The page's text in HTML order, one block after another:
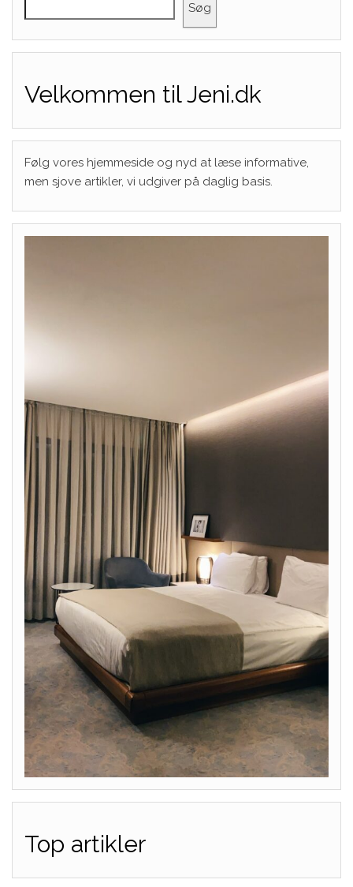
Søg
Velkommen til Jeni.dk
Følg vores hjemmeside og nyd at læse informative,
men sjove artikler, vi udgiver på daglig basis.
Top artikler